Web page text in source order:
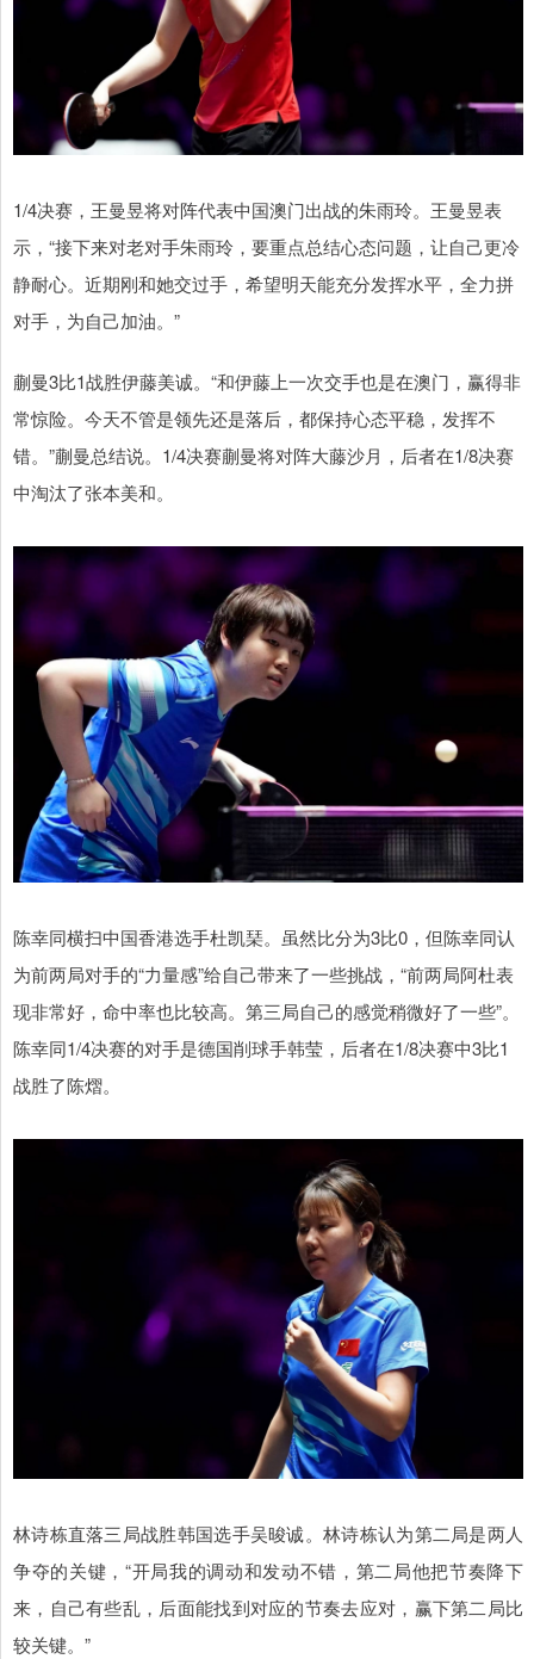
1/4决赛，王曼昱将对阵代表中国澳门出战的朱雨玲。王曼昱表
示，“接下来对老对手朱雨玲，要重点总结心态问题，让自己更冷
静耐心。近期刚和她交过手，希望明天能充分发挥水平，全力拼
对手，为自己加油。”
蒯曼3比1战胜伊藤美诚。“和伊藤上一次交手也是在澳门，赢得非
常惊险。今天不管是领先还是落后，都保持心态平稳，发挥不
错。”蒯曼总结说。1/4决赛蒯曼将对阵大藤沙月，后者在1/8决赛
中淘汰了张本美和。
陈幸同横扫中国香港选手杜凯琹。虽然比分为3比0，但陈幸同认
为前两局对手的“力量感”给自己带来了一些挑战，“前两局阿杜表
现非常好，命中率也比较高。第三局自己的感觉稍微好了一些”。
陈幸同1/4决赛的对手是德国削球手韩莹，后者在1/8决赛中3比1
战胜了陈熠。
林诗栋直落三局战胜韩国选手吴晙诚。林诗栋认为第二局是两人
争夺的关键，“开局我的调动和发动不错，第二局他把节奏降下
来，自己有些乱，后面能找到对应的节奏去应对，赢下第二局比
较关键。”